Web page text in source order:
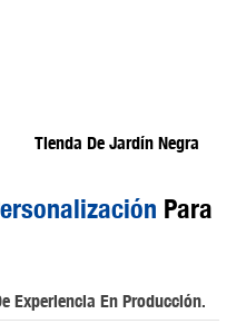
Tienda De Jardín Negra
Para
Experiencia En Producción.